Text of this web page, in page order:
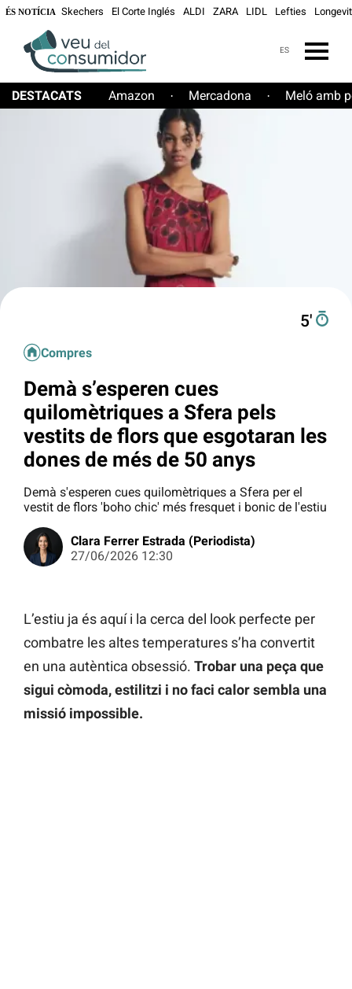
ÉS NOTÍCIA Skechers El Corte Inglés ALDI ZARA LIDL Lefties
ES
DESTACATS Amazon · Mercadona · Meló amb
5′
Compres
Demà s’esperen cues
quilomètriques a Sfera pels
vestits de flors que esgotaran les
dones de més de 50 anys
Demà s'esperen cues quilomètriques a Sfera per el
vestit de flors 'boho chic' més fresquet i bonic de l'estiu
Clara Ferrer Estrada (Periodista)
27/06/2026 12:30
L’estiu ja és aquí i la cerca del look perfecte per
combatre les altes temperatures s’ha convertit
en una autèntica obsessió. Trobar una peça que
sigui còmoda, estilitzi i no faci calor sembla una
missió impossible.